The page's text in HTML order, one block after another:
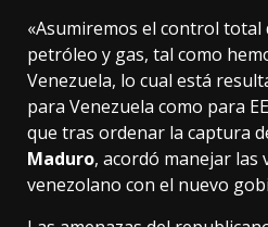
«Asumiremos el control total
petróleo y gas, tal como
Venezuela, lo cual está
para Venezuela como para
que tras ordenar la captura
Maduro, acordó manejar las
venezolano con el nuevo